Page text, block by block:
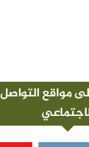
مواقع التواصل